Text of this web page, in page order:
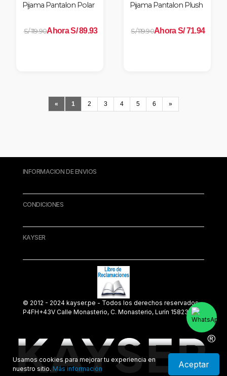
Usamos cookies para mejorar tu experiencia en
nuestro sitio.Más información Aceptar
Pijama Pantalon Polar
S/ 119.90Ahora S/ 89.93
Pijama Pantalon Plush
S/ 119.90Ahora S/ 71.94
« 1 2 3 4 5 6 »
INFORMACION DE ENVIOS
CONDICIONES
KAYSER
© 2012 - 2024 kayser.pe - Todos los derechos reservados.
P4FH+43V Calle Monasterio, C. Monasterio, Lurín 15823